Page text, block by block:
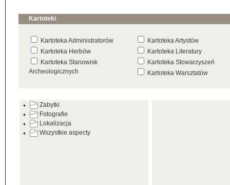
Kartoteki
Kartoteka Administratorów
Kartoteka Artystów
Kartoteka Herbów
Kartoteka Literatury
Kartoteka Stanowisk
Archeologicznych
Kartoteka Stowarzyszeń
Kartoteka Warsztatów
Zabytki
Fotografie
Lokalizacja
Wszystkie aspecty